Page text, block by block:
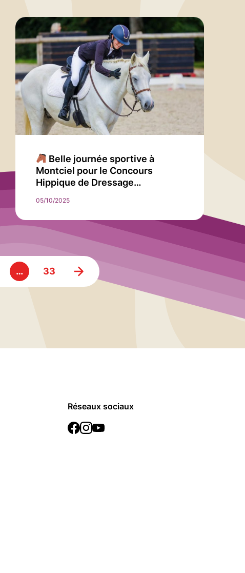
Belle journée sportive à
Montciel pour le Concours
Hippique de Dressage…
05/10/2025
… 33
Réseaux sociaux